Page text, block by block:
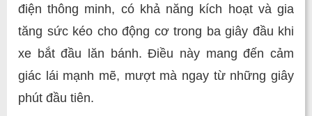
điện thông minh, có khả năng kích hoạt và gia
tăng sức kéo cho động cơ trong ba giây đầu khi
xe bắt đầu lăn bánh. Điều này mang đến cảm
giác lái mạnh mẽ, mượt mà ngay từ những giây
phút đầu tiên.